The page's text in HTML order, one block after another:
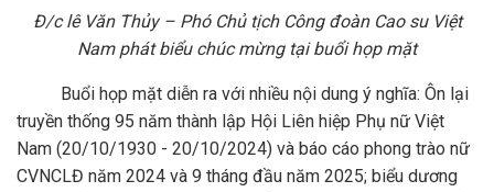
Đ/c lê Văn Thủy – Phó Chủ tịch Công đoàn Cao su Việt
Nam phát biểu chúc mừng tại buổi họp mặt
Buổi họp mặt diễn ra với nhiều nội dung ý nghĩa: Ôn lại
truyền thống 95 năm thành lập Hội Liên hiệp Phụ nữ Việt
Nam (20/10/1930 - 20/10/2024) và báo cáo phong trào nữ
CVNCLĐ năm 2024 và 9 tháng đầu năm 2025; biểu dương